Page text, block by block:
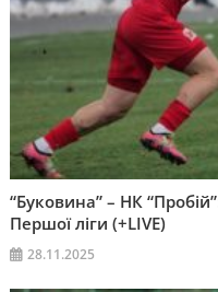
“Буковина” – НК
Першої ліги (+LIVE)
28.11.2025